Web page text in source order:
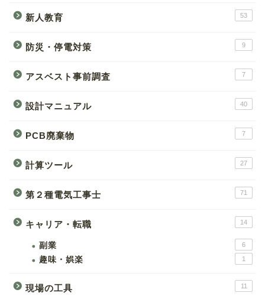
新人教育 53
防災・停電対策 9
アスベスト事前調査 7
設計マニュアル 40
PCB廃棄物 7
計算ツール 27
第２種電気工事士 71
キャリア・転職 14
副業 6
趣味・娯楽 1
現場の工具 11